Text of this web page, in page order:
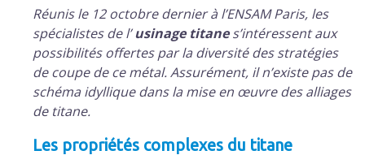
Réunis le 12 octobre dernier à l’ENSAM Paris, les
spécialistes de l’usinage titanes’intéressent aux
possibilités offertes par la diversité des stratégies
de coupe de ce métal. Assurément, il n’existe pas de
schéma idyllique dans la mise en œuvre des alliages
de titane.
Les propriétés complexes du titane